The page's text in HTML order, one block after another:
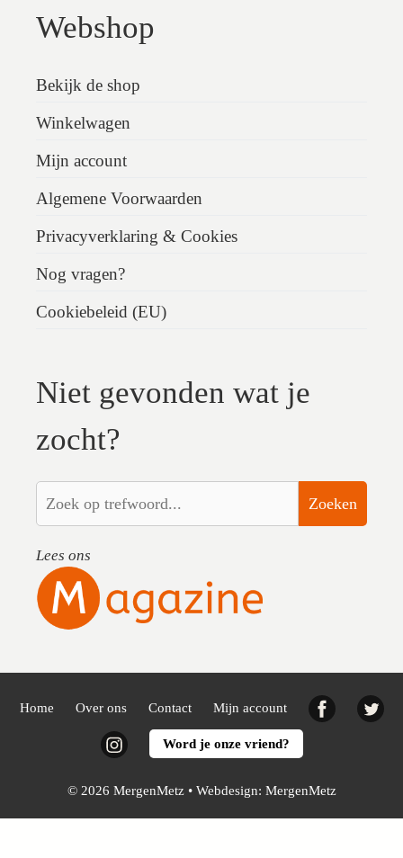
Webshop
Bekijk de shop
Winkelwagen
Mijn account
Algemene Voorwaarden
Privacyverklaring & Cookies
Nog vragen?
Cookiebeleid (EU)
Niet gevonden wat je
zocht?
Zoeken
Lees ons
Home Over ons Contact Mijn account Facebook
InstagramWord je onze vriend?
© 2026 MergenMetz • Webdesign: MergenMetz